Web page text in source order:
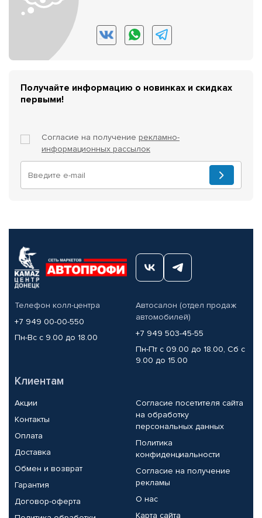
Получайте информацию о новинках и скидках
первыми!
Согласие на получение рекламно-
информационных рассылок
Телефон колл-центра
+7 949 00-00-550
Пн-Вс с 9.00 до 18.00
Автосалон (отдел продаж
автомобилей)
+7 949 503-45-55
Пн-Пт с 09.00 до 18.00, Сб с
9.00 до 15.00
Клиентам
Акции
Контакты
Оплата
Доставка
Обмен и возврат
Гарантия
Договор-оферта
Согласие посетителя сайта
на обработку
персональных данных
Политика
конфиденциальности
Согласие на получение
рекламы
О нас
Карта сайта